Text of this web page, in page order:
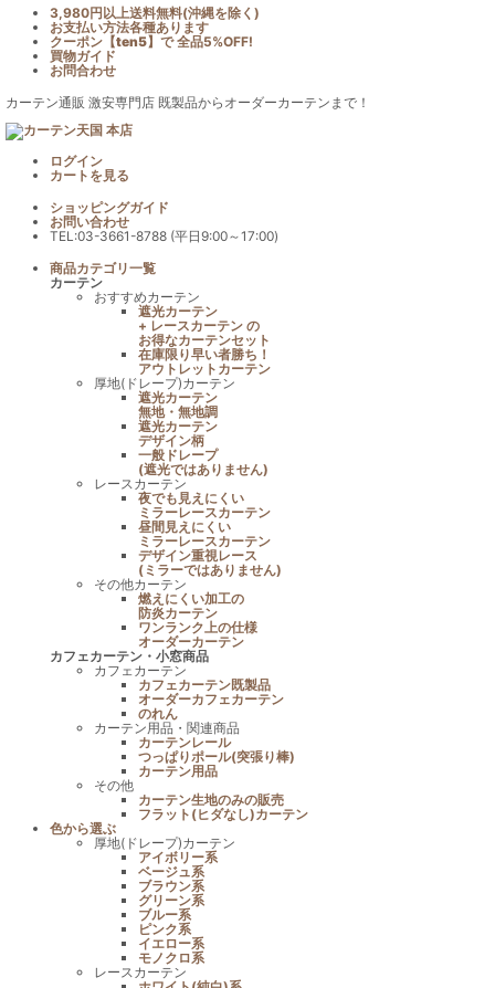
3,980円以上送料無料(沖縄を除く)
お支払い方法各種あります
クーポン【ten5】で全品5%OFF!
買物ガイド
お問合わせ
カーテン通販 激安専門店 既製品からオーダーカーテンまで！
ログイン
カート を見る
ショッピングガイド
お問い合わせ
TEL:03-3661-8788 (平日9:00～17:00)
商品カテゴリ一覧
カーテン
おすすめカーテン
遮光カーテン
+ レースカーテン の
お得なカーテンセット
在庫限り早い者勝ち！
アウトレットカーテン
厚地(ドレープ)カーテン
遮光カーテン
無地・無地調
遮光カーテン
デザイン柄
一般ドレープ
(遮光ではありません)
レースカーテン
夜でも見えにくい
ミラーレースカーテン
昼間見えにくい
ミラーレースカーテン
デザイン重視レース
(ミラーではありません)
その他カーテン
燃えにくい加工の
防炎カーテン
ワンランク上の仕様
オーダーカーテン
カフェカーテン・小窓商品
カフェカーテン
カフェカーテン既製品
オーダーカフェカーテン
のれん
カーテン用品・関連商品
カーテンレール
つっぱりポール(突張り棒)
カーテン用品
その他
カーテン生地のみの販売
フラット(ヒダなし)カーテン
色から選ぶ
厚地(ドレープ)カーテン
アイボリー系
ベージュ系
ブラウン系
グリーン系
ブルー系
ピンク系
イエロー系
モノクロ系
レースカーテン